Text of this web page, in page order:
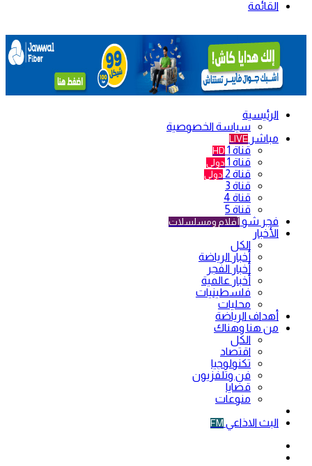
القائمة
الرئيسية
سياسة الخصوصية
مباشر LIVE
قناة 1 HD
قناة 1 دولي
قناة 2 دولي
قناة 3
قناة 4
قناة 5
فجر شو أفلام ومسلسلات
الأخبار
الكل
أخبار الرياضة
أخبار الفجر
أخبار عالمية
فلسطينيات
محليات
أهداف الرياضة
من هنا وهناك
الكل
اقتصاد
تكنولوجيا
فن وتلفزيون
قضايا
منوعات
البث الاذاعي FM